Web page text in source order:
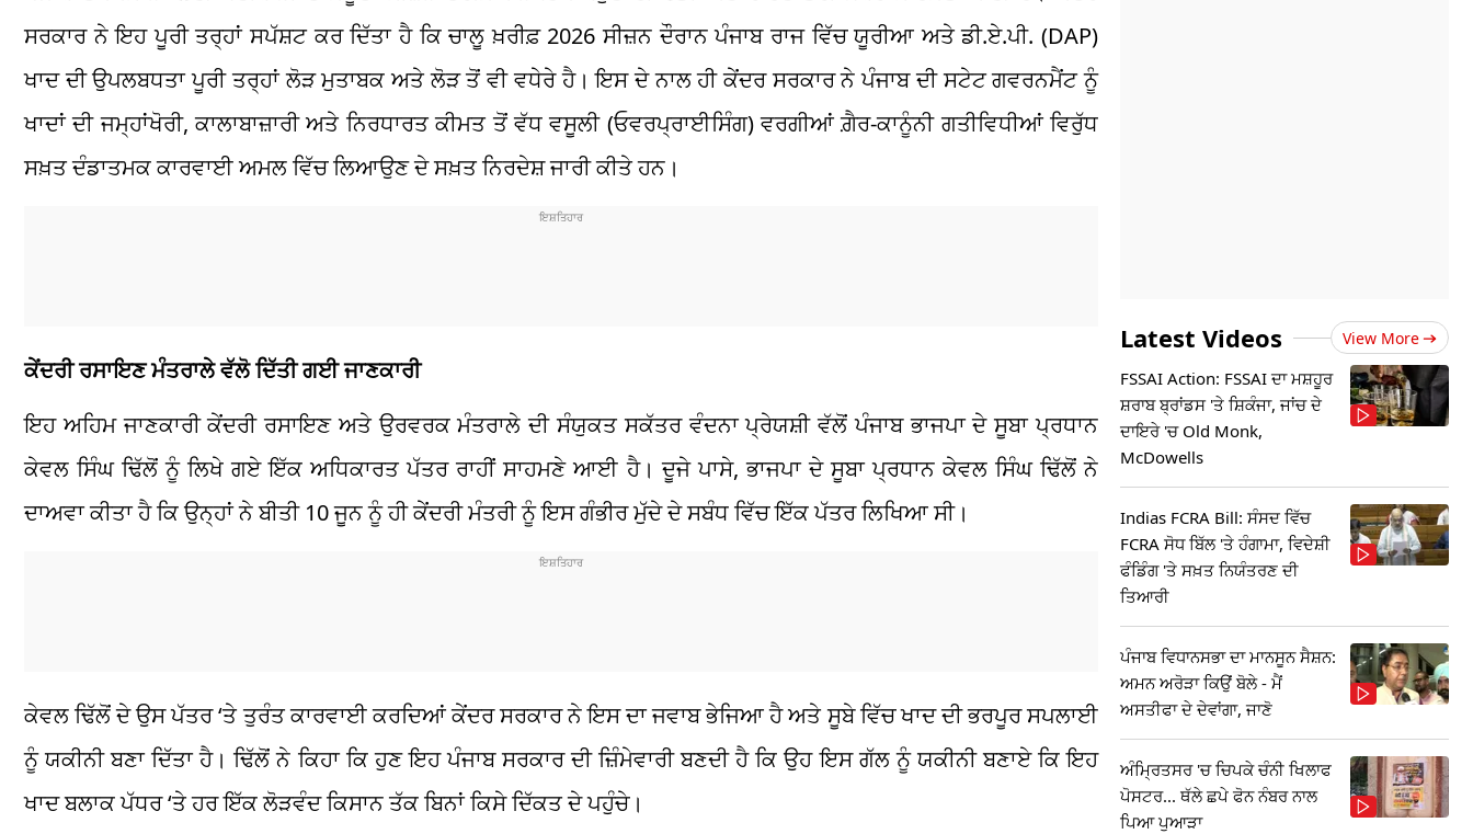
ਸਰਕਾਰ ਨੇ ਇਹ ਪੂਰੀ ਤਰ੍ਹਾਂ ਸਪੱਸ਼ਟ ਕਰ ਦਿੱਤਾ ਹੈ ਕਿ ਚਾਲੂ ਖ਼ਰੀਫ਼ 2026 ਸੀਜ਼ਨ ਦੌਰਾਨ ਪੰਜਾਬ ਰਾਜ ਵਿੱਚ ਯੂਰੀਆ ਅਤੇ ਡੀ.ਏ.ਪੀ. (DAP)
ਖਾਦ ਦੀ ਉਪਲਬਧਤਾ ਪੂਰੀ ਤਰ੍ਹਾਂ ਲੋੜ ਮੁਤਾਬਕ ਅਤੇ ਲੋੜ ਤੋਂ ਵੀ ਵਧੇਰੇ ਹੈ। ਇਸ ਦੇ ਨਾਲ ਹੀ ਕੇਂਦਰ ਸਰਕਾਰ ਨੇ ਪੰਜਾਬ ਦੀ ਸਟੇਟ ਗਵਰਨਮੈਂਟ ਨੂੰ
ਖਾਦਾਂ ਦੀ ਜਮ੍ਹਾਂਖੋਰੀ, ਕਾਲਾਬਾਜ਼ਾਰੀ ਅਤੇ ਨਿਰਧਾਰਤ ਕੀਮਤ ਤੋਂ ਵੱਧ ਵਸੂਲੀ (ਓਵਰਪ੍ਰਾਈਸਿੰਗ) ਵਰਗੀਆਂ ਗ਼ੈਰ-ਕਾਨੂੰਨੀ ਗਤੀਵਿਧੀਆਂ ਵਿਰੁੱਧ
ਸਖ਼ਤ ਦੰਡਾਤਮਕ ਕਾਰਵਾਈ ਅਮਲ ਵਿੱਚ ਲਿਆਉਣ ਦੇ ਸਖ਼ਤ ਨਿਰਦੇਸ਼ ਜਾਰੀ ਕੀਤੇ ਹਨ।
ਕੇਂਦਰੀ ਰਸਾਇਣ ਮੰਤਰਾਲੇ ਵੱਲੋ ਦਿੱਤੀ ਗਈ ਜਾਣਕਾਰੀ
ਇਹ ਅਹਿਮ ਜਾਣਕਾਰੀ ਕੇਂਦਰੀ ਰਸਾਇਣ ਅਤੇ ਉਰਵਰਕ ਮੰਤਰਾਲੇ ਦੀ ਸੰਯੁਕਤ ਸਕੱਤਰ ਵੰਦਨਾ ਪ੍ਰੇਯਸ਼ੀ ਵੱਲੋਂ ਪੰਜਾਬ ਭਾਜਪਾ ਦੇ ਸੂਬਾ ਪ੍ਰਧਾਨ
ਕੇਵਲ ਸਿੰਘ ਢਿੱਲੋਂ ਨੂੰ ਲਿਖੇ ਗਏ ਇੱਕ ਅਧਿਕਾਰਤ ਪੱਤਰ ਰਾਹੀਂ ਸਾਹਮਣੇ ਆਈ ਹੈ। ਦੂਜੇ ਪਾਸੇ, ਭਾਜਪਾ ਦੇ ਸੂਬਾ ਪ੍ਰਧਾਨ ਕੇਵਲ ਸਿੰਘ ਢਿੱਲੋਂ ਨੇ
ਦਾਅਵਾ ਕੀਤਾ ਹੈ ਕਿ ਉਨ੍ਹਾਂ ਨੇ ਬੀਤੀ 10 ਜੂਨ ਨੂੰ ਹੀ ਕੇਂਦਰੀ ਮੰਤਰੀ ਨੂੰ ਇਸ ਗੰਭੀਰ ਮੁੱਦੇ ਦੇ ਸਬੰਧ ਵਿੱਚ ਇੱਕ ਪੱਤਰ ਲਿਖਿਆ ਸੀ।
ਕੇਵਲ ਢਿੱਲੋਂ ਦੇ ਉਸ ਪੱਤਰ ‘ਤੇ ਤੁਰੰਤ ਕਾਰਵਾਈ ਕਰਦਿਆਂ ਕੇਂਦਰ ਸਰਕਾਰ ਨੇ ਇਸ ਦਾ ਜਵਾਬ ਭੇਜਿਆ ਹੈ ਅਤੇ ਸੂਬੇ ਵਿੱਚ ਖਾਦ ਦੀ ਭਰਪੂਰ ਸਪਲਾਈ
ਨੂੰ ਯਕੀਨੀ ਬਣਾ ਦਿੱਤਾ ਹੈ। ਢਿੱਲੋਂ ਨੇ ਕਿਹਾ ਕਿ ਹੁਣ ਇਹ ਪੰਜਾਬ ਸਰਕਾਰ ਦੀ ਜ਼ਿੰਮੇਵਾਰੀ ਬਣਦੀ ਹੈ ਕਿ ਉਹ ਇਸ ਗੱਲ ਨੂੰ ਯਕੀਨੀ ਬਣਾਏ ਕਿ ਇਹ
ਖਾਦ ਬਲਾਕ ਪੱਧਰ ‘ਤੇ ਹਰ ਇੱਕ ਲੋੜਵੰਦ ਕਿਸਾਨ ਤੱਕ ਬਿਨਾਂ ਕਿਸੇ ਦਿੱਕਤ ਦੇ ਪਹੁੰਚੇ।
Latest Videos View More
FSSAI Action: FSSAI ਦਾ ਮਸ਼ਹੂਰ
ਸ਼ਰਾਬ ਬ੍ਰਾਂਡਸ 'ਤੇ ਸ਼ਿਕੰਜਾ, ਜਾਂਚ ਦੇ
ਦਾਇਰੇ 'ਚ Old Monk,
McDowells
Indias FCRA Bill: ਸੰਸਦ ਵਿੱਚ
FCRA ਸੋਧ ਬਿੱਲ 'ਤੇ ਹੰਗਾਮਾ, ਵਿਦੇਸ਼ੀ
ਫੰਡਿੰਗ 'ਤੇ ਸਖ਼ਤ ਨਿਯੰਤਰਣ ਦੀ
ਤਿਆਰੀ
ਪੰਜਾਬ ਵਿਧਾਨਸਭਾ ਦਾ ਮਾਨਸੂਨ ਸੈਸ਼ਨ:
ਅਮਨ ਅਰੋੜਾ ਕਿਉਂ ਬੋਲੇ - ਮੈਂ
ਅਸਤੀਫਾ ਦੇ ਦੇਵਾਂਗਾ, ਜਾਣੋ
ਅੰਮ੍ਰਿਤਸਰ 'ਚ ਚਿਪਕੇ ਚੰਨੀ ਖਿਲਾਫ
ਪੋਸਟਰ... ਥੱਲੇ ਛਪੇ ਫੋਨ ਨੰਬਰ ਨਾਲ
ਪਿਆ ਪੁਆੜਾ